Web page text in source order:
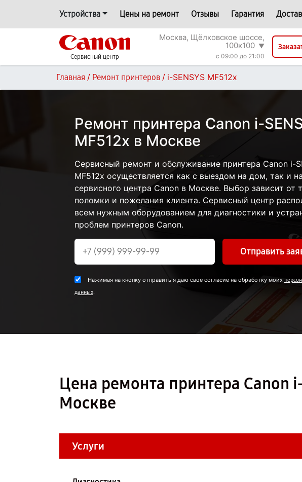
Устройства Цены на ремонт Отзывы Гарантия
Сервисный центр
Москва, Щёлковское шоссе,
100к100 ▼
c 09:00 до 21:00
Главная / Ремонт принтеров / i-SENSYS MF512x
Ремонт принтера Canon i-
MF512x в Москве
Сервисный ремонт и обслуживание принтера Canon i-
MF512x осуществляется как с выездом на дом, так и
сервисного центра Canon в Москве. Выбор зависит от
поломки и пожелания клиента. Сервисный центр
всем нужным оборудованием для диагностики и
проблем принтеров Canon.
Отправить
Нажимая на кнопку отправить я даю свое согласие на обработку моих
данных.
Цена ремонта принтера Canon
Москве
Услуги